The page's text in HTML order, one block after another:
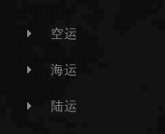
空运
海运
陆运